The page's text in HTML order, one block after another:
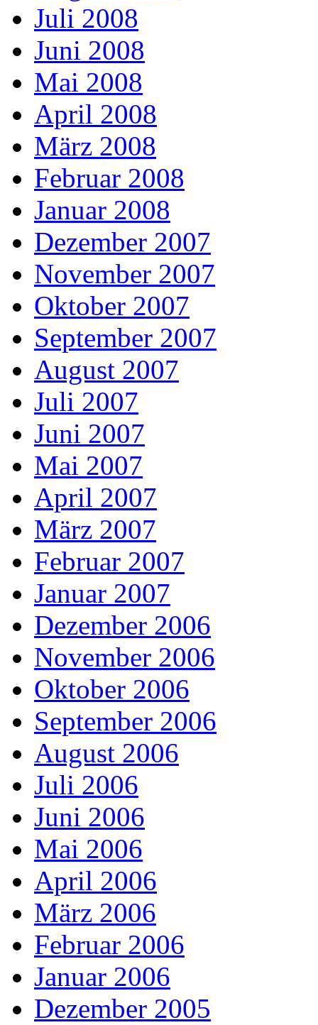
Juli 2008
Juni 2008
Mai 2008
April 2008
März 2008
Februar 2008
Januar 2008
Dezember 2007
November 2007
Oktober 2007
September 2007
August 2007
Juli 2007
Juni 2007
Mai 2007
April 2007
März 2007
Februar 2007
Januar 2007
Dezember 2006
November 2006
Oktober 2006
September 2006
August 2006
Juli 2006
Juni 2006
Mai 2006
April 2006
März 2006
Februar 2006
Januar 2006
Dezember 2005